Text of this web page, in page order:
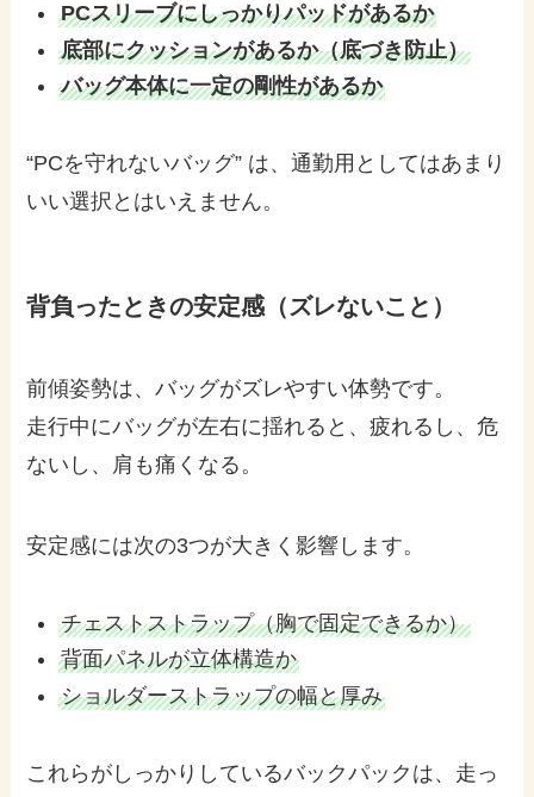
PCスリーブにしっかりパッドがあるか
底部にクッションがあるか（底づき防止）
バッグ本体に一定の剛性があるか
“PCを守れないバッグ” は、通勤用としてはあまり
いい選択とはいえません。
背負ったときの安定感（ズレないこと）
前傾姿勢は、バッグがズレやすい体勢です。
走行中にバッグが左右に揺れると、疲れるし、危
ないし、肩も痛くなる。
安定感には次の3つが大きく影響します。
チェストストラップ（胸で固定できるか）
背面パネルが立体構造か
ショルダーストラップの幅と厚み
これらがしっかりしているバックパックは、走っ